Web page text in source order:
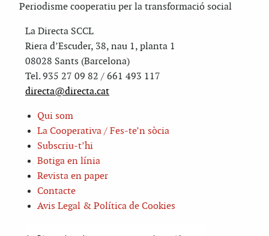
Periodisme cooperatiu per la transformació social
La Directa SCCL
Riera d’Escuder, 38, nau 1, planta 1
08028 Sants (Barcelona)
Tel. 935 27 09 82 / 661 493 117
directa@directa.cat
Qui som
La Cooperativa / Fes-te’n sòcia
Subscriu-t’hi
Botiga en línia
Revista en paper
Contacte
Avis Legal & Política de Cookies